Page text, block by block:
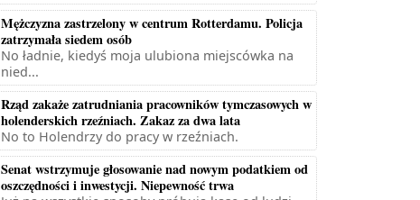
Mężczyzna zastrzelony w centrum Rotterdamu. Policja
zatrzymała siedem osób
No ładnie, kiedyś moja ulubiona miejscówka na
nied...
Rząd zakaże zatrudniania pracowników tymczasowych w
holenderskich rzeźniach. Zakaz za dwa lata
No to Holendrzy do pracy w rzeźniach.
Senat wstrzymuje głosowanie nad nowym podatkiem od
oszczędności i inwestycji. Niepewność trwa